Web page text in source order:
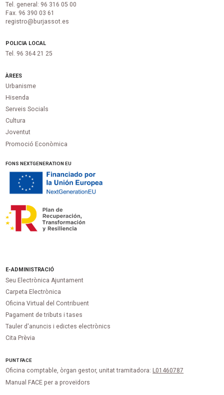
Tel. general: 96 316 05 00
Fax. 96 390 03 61
registro@burjassot.es
POLICIA LOCAL
Tel. 96 364 21 25
ÀREES
Urbanisme
Hisenda
Serveis Socials
Cultura
Joventut
Promoció Econòmica
FONS NEXTGENERATION EU
E-ADMINISTRACIÓ
Seu Electrònica Ajuntament
Carpeta Electrònica
Oficina Virtual del Contribuent
Pagament de tributs i tases
Tauler d'anuncis i edictes electrònics
Cita Prèvia
PUNTFACE
Oficina comptable, òrgan gestor, unitat tramitadora: L01460787
Manual FACE per a proveïdors